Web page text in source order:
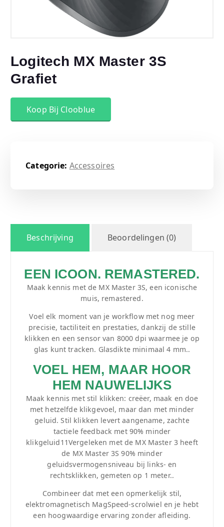
Logitech MX Master 3S
Grafiet
Koop Bij Clooblue
Categorie: Accessoires
Beschrijving Beoordelingen (0)
EEN ICOON. REMASTERED.
Maak kennis met de MX Master 3S, een iconische
muis, remastered.
Voel elk moment van je workflow met nog meer
precisie, tactiliteit en prestaties, dankzij de stille
klikken en een sensor van 8000 dpi waarmee je op
glas kunt tracken. Glasdikte minimaal 4 mm..
VOEL HEM, MAAR HOOR
HEM NAUWELIJKS
Maak kennis met stil klikken: creëer, maak en doe
met hetzelfde klikgevoel, maar dan met minder
geluid. Stil klikken levert aangename, zachte
tactiele feedback met 90% minder
klikgeluid11Vergeleken met de MX Master 3 heeft
de MX Master 3S 90% minder
geluidsvermogensniveau bij links- en
rechtsklikken, gemeten op 1 meter..
Combineer dat met een opmerkelijk stil,
elektromagnetisch MagSpeed-scrolwiel en je hebt
een hoogwaardige ervaring zonder afleiding.